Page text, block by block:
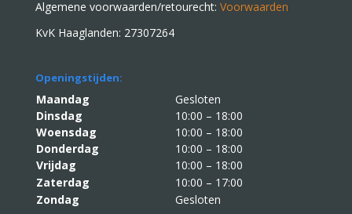
Algemene voorwaarden/retourecht: Voorwaarden
KvK Haaglanden: 27307264
Openingstijden:
Maandag
Gesloten
Dinsdag
10:00 – 18:00
Woensdag
10:00 – 18:00
Donderdag
10:00 – 18:00
Vrijdag
10:00 – 18:00
Zaterdag
10:00 – 17:00
Zondag
Gesloten